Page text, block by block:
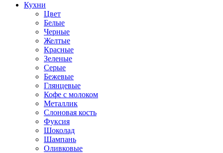
Кухни
Цвет
Белые
Черные
Желтые
Красные
Зеленые
Серые
Бежевые
Глянцевые
Кофе с молоком
Металлик
Слоновая кость
Фуксия
Шоколад
Шампань
Оливковые